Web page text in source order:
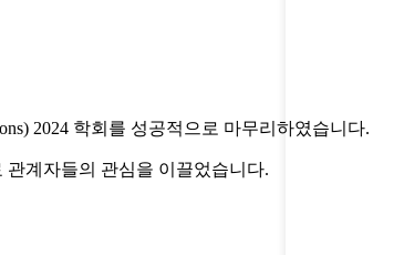
2024 학회를 성공적으로 마무리하였습니다.
계자들의 관심을 이끌었습니다.